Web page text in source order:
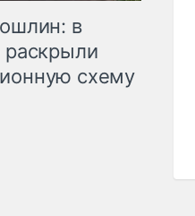
в
раскрыли
схему